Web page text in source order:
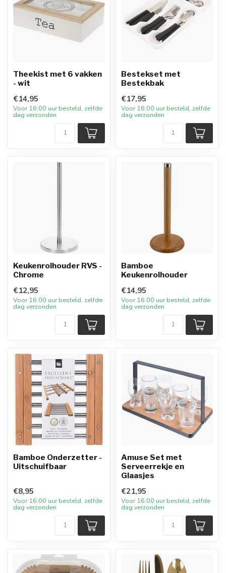
Theekist met 6 vakken
- wit
€14,95
Voor 16:00 uur besteld, zelfde
dag verzonden
Bestekset met
Bestekbak
€17,95
Voor 16:00 uur besteld, zelfde
dag verzonden
Keukenrolhouder RVS -
Chrome
€12,95
Voor 16:00 uur besteld, zelfde
dag verzonden
Bamboe
Keukenrolhouder
€14,95
Voor 16:00 uur besteld, zelfde
dag verzonden
Bamboe Onderzetter -
Uitschuifbaar
€8,95
Voor 16:00 uur besteld, zelfde
dag verzonden
Amuse Set met
Serveerrekje en
Glaasjes
€21,95
Voor 16:00 uur besteld, zelfde
dag verzonden